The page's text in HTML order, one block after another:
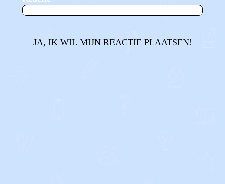
JA, IK WIL MIJN REACTIE PLAATSEN!